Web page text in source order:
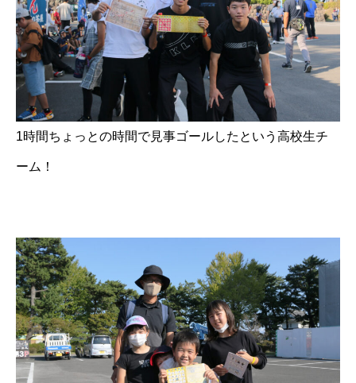
1時間ちょっとの時間で見事ゴールしたという高校生チ
ーム！